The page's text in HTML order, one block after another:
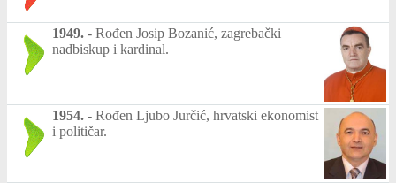
1949. - Rođen Josip Bozanić, zagrebački
nadbiskup i kardinal.
1954. - Rođen Ljubo Jurčić, hrvatski ekonomist
i političar.